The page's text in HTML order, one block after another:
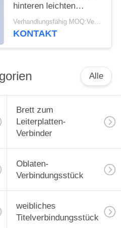
hinteren leichten
Schlages ZIF,
elektrisches Kabel-
Verhandlungsfähig MOQ:Verhandelbar
KONTAKT
Alle
Brett zum
Leiterplatten-
Verbinder
Oblaten-
Verbindungsstück
weibliches
Titelverbindungsstück